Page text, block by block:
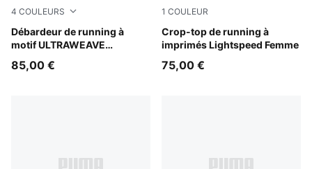
4 COULEURS
Débardeur de running à
motif ULTRAWEAVE
Inky Depths
85,00 €
1 COULEUR
Crop-top de running à
imprimés Lightspeed Femme
Inky Depths
75,00 €